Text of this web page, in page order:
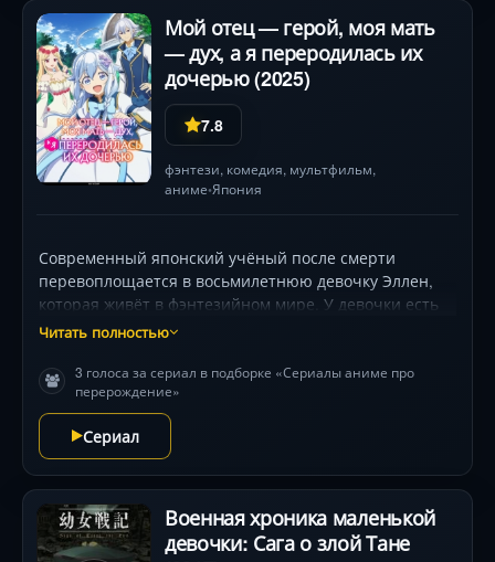
Мой отец — герой, моя мать
— дух, а я переродилась их
дочерью (2025)
7.8
фэнтези, комедия, мультфильм,
аниме•Япония
Современный японский учёный после смерти
перевоплощается в восьмилетнюю девочку Эллен,
которая живёт в фэнтезийном мире. У девочки есть
способности изменять состав и структуру веществ.
легендарный герой, и мать — Ориджин, королева
духов. Однако её брат, принц Рависел, замыслил
захватить силу духов, поэтому Эллен приходится
использовать знания из прошлой жизни, чтобы
противостоять ему.
Читать полностью
3 голоса за сериал в подборке «Сериалы аниме про
перерождение»
Сериал
Военная хроника маленькой
девочки: Сага о злой Тане